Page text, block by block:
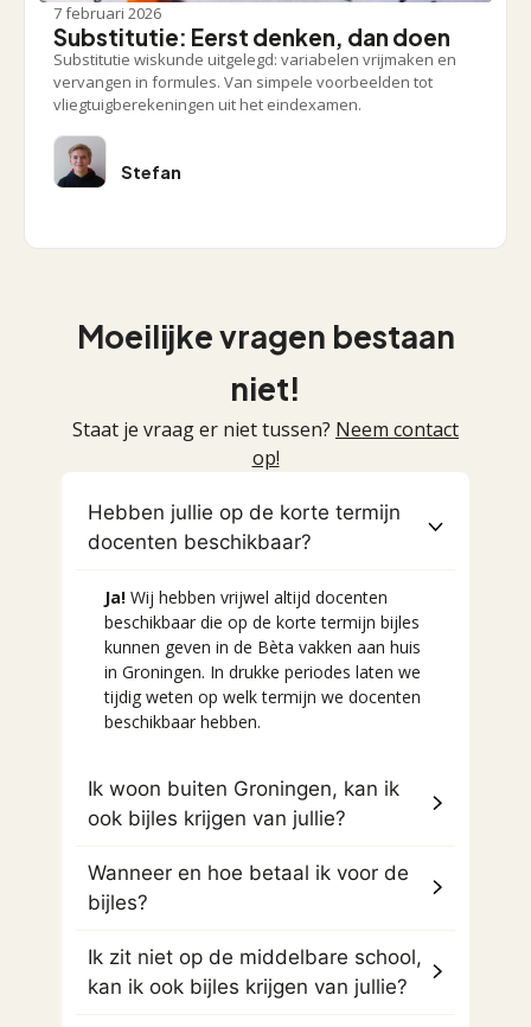
7 februari 2026
Substitutie: Eerst denken, dan doen
Substitutie wiskunde uitgelegd: variabelen vrijmaken en
vervangen in formules. Van simpele voorbeelden tot
vliegtuigberekeningen uit het eindexamen.
Stefan
Moeilijke vragen bestaan
niet!
Staat je vraag er niet tussen? Neem contact
op!
Hebben jullie op de korte termijn
docenten beschikbaar?
Ja! Wij hebben vrijwel altijd docenten
beschikbaar die op de korte termijn bijles
kunnen geven in de Bèta vakken aan huis
in Groningen. In drukke periodes laten we
tijdig weten op welk termijn we docenten
beschikbaar hebben.
Ik woon buiten Groningen, kan ik
ook bijles krijgen van jullie?
Wanneer en hoe betaal ik voor de
bijles?
Ik zit niet op de middelbare school,
kan ik ook bijles krijgen van jullie?